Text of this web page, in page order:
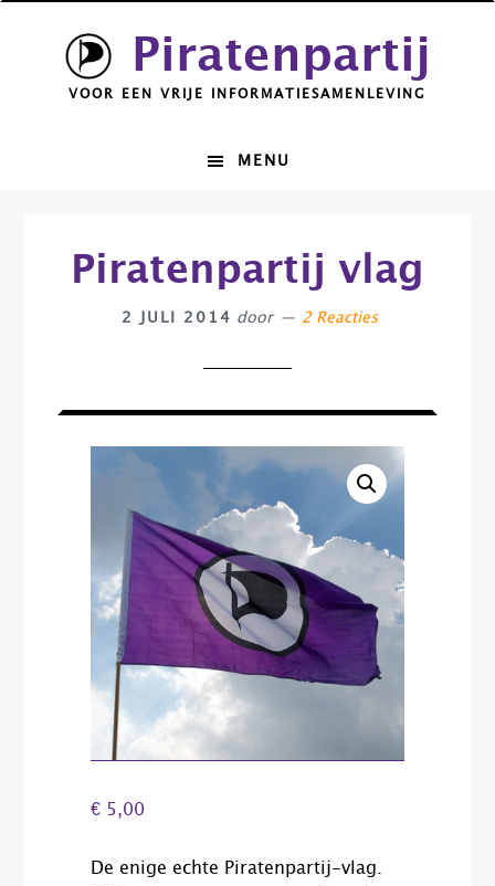
hoofdnavigatie
Piratenpartij
VOOR EEN VRIJE INFORMATIESAMENLEVING
MENU
Piratenpartij vlag
2 JULI 2014 door 2 Reacties
€ 5,00
De enige echte Piratenpartij-vlag.